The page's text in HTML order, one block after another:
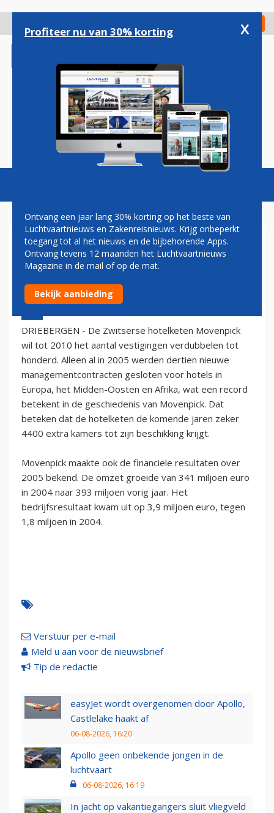
gaan
Check in
Magazine Podcasts Vacatures
MOVENPICK HOTELS
VOORZIET FORSE GROEI
25 maart 2006 - 1:00
DRIEBERGEN - De Zwitserse hotelketen Movenpick
wil tot 2010 het aantal vestigingen verdubbelen tot
honderd. Alleen al in 2005 werden dertien nieuwe
managementcontracten gesloten voor hotels in
Europa, het Midden-Oosten en Afrika, wat een record
betekent in de geschiedenis van Movenpick. Dat
beteken dat de hotelketen de komende jaren zeker
4400 extra kamers tot zijn beschikking krijgt.
Movenpick maakte ook de financiele resultaten over
2005 bekend. De omzet groeide van 341 miljoen euro
in 2004 naar 393 miljoen vorig jaar. Het
bedrijfsresultaat kwam uit op 3,9 miljoen euro, tegen
1,8 miljoen in 2004.
Verstuur per e-mail
Meld u aan voor de nieuwsbrief
Tip de redactie
easyJet wordt overgenomen door Apollo,
Castlelake haakt af
06-08-2026, 16:20
Apollo geen onbekende jongen in de
luchtvaart
06-08-2026, 16:19
In jacht op vakantiegangers sluit vliegveld
Profiteer nu van 30% korting x
Ontvang een jaar lang 30% korting op het beste van
Luchtvaartnieuws en Zakenreisnieuws. Krijg onbeperkt
toegang tot al het nieuws en de bijbehorende Apps.
Ontvang tevens 12 maanden het Luchtvaartnieuws
Magazine in de mail of op de mat.
Bekijk aanbieding